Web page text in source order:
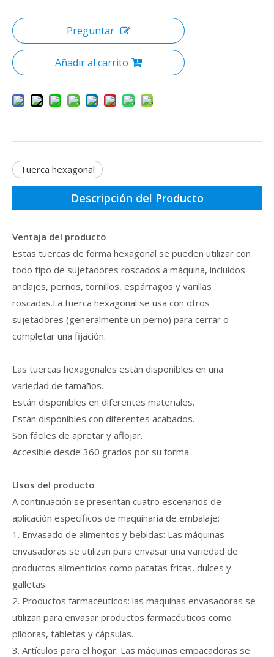
Preguntar
Añadir al carrito
Tuerca hexagonal
Descripción del Producto
Ventaja del producto
Estas tuercas de forma hexagonal se pueden utilizar con
todo tipo de sujetadores roscados a máquina, incluidos
anclajes, pernos, tornillos, espárragos y varillas
roscadas.La tuerca hexagonal se usa con otros
sujetadores (generalmente un perno) para cerrar o
completar una fijación.
Las tuercas hexagonales están disponibles en una
variedad de tamaños.
Están disponibles en diferentes materiales.
Están disponibles con diferentes acabados.
Son fáciles de apretar y aflojar.
Accesible desde 360 ​​grados por su forma.
Usos del producto
A continuación se presentan cuatro escenarios de
aplicación específicos de maquinaria de embalaje:
1. Envasado de alimentos y bebidas: Las máquinas
envasadoras se utilizan para envasar una variedad de
productos alimenticios como patatas fritas, dulces y
galletas.
2. Productos farmacéuticos: las máquinas envasadoras se
utilizan para envasar productos farmacéuticos como
píldoras, tabletas y cápsulas.
3. Artículos para el hogar: Las máquinas empacadoras se